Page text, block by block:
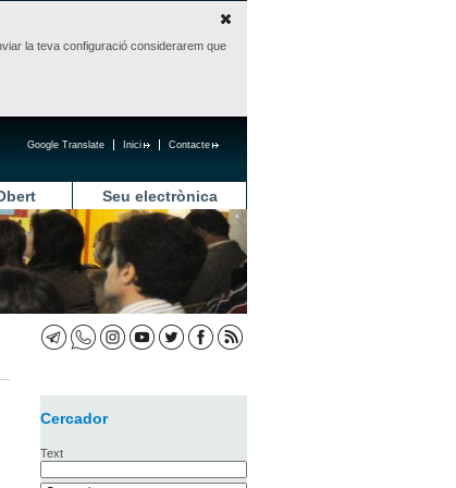
la teva configuració considerarem que
Contacte
Inici
Google Translate
Seu electrònica
Cercador
Text